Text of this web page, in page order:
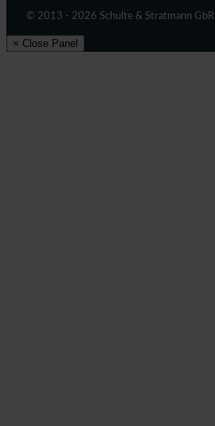
© 2013 - 2026 Schulte & Stratmann GbR
× Close Panel